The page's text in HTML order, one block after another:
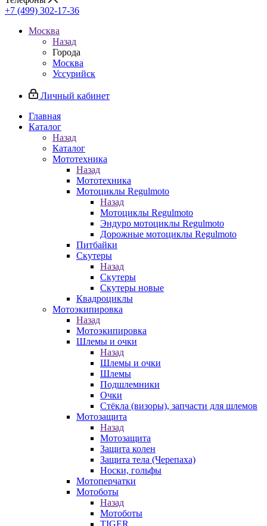
+7 (499) 302-17-36
Москва
Назад
Города
Москва
Уссурийск
Личный кабинет
Главная
Каталог
Назад
Каталог
Мототехника
Назад
Мототехника
Мотоциклы Regulmoto
Назад
Мотоциклы Regulmoto
Эндуро мотоциклы Regulmoto
Дорожные мотоциклы Regulmoto
Питбайки
Скутеры
Назад
Скутеры
Скутеры новые
Квадроциклы
Мотоэкипировка
Назад
Мотоэкипировка
Шлемы и очки
Назад
Шлемы и очки
Шлемы
Подшлемники
Очки
Стёкла (визоры), запчасти для шлемов
Мотозащита
Назад
Мотозащита
Защита колен
Защита тела (Черепаха)
Носки, гольфы
Мотоперчатки
Мотоботы
Назад
Мотоботы
TIGER